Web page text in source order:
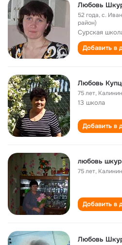
Любовь
52 года,с.
район)
Сурская
Добавить в
Любовь
75 лет,
13 школа
Добавить в
любовь
75 лет,
Добавить в
Любовь